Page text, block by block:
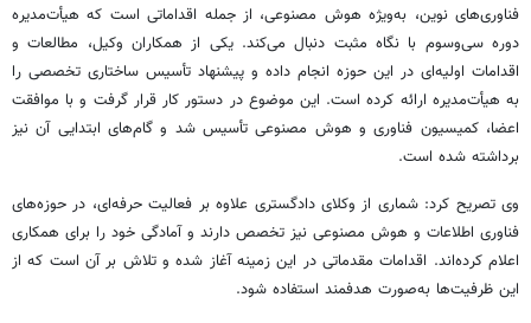
فناوری‌های نوین، به‌ویژه هوش مصنوعی، از جمله اقداماتی است که هیأت‌مدیره
دوره سی‌وسوم با نگاه مثبت دنبال می‌کند. یکی از همکاران وکیل، مطالعات و
اقدامات اولیه‌ای در این حوزه انجام داده و پیشنهاد تأسیس ساختاری تخصصی را
به هیأت‌مدیره ارائه کرده است. این موضوع در دستور کار قرار گرفت و با موافقت
اعضا، کمیسیون فناوری و هوش مصنوعی تأسیس شد و گام‌های ابتدایی آن نیز
برداشته شده است.
وی تصریح کرد: شماری از وکلای دادگستری علاوه بر فعالیت حرفه‌ای، در حوزه‌های
فناوری اطلاعات و هوش مصنوعی نیز تخصص دارند و آمادگی خود را برای همکاری
اعلام کرده‌اند. اقدامات مقدماتی در این زمینه آغاز شده و تلاش بر آن است که از
این ظرفیت‌ها به‌صورت هدفمند استفاده شود.